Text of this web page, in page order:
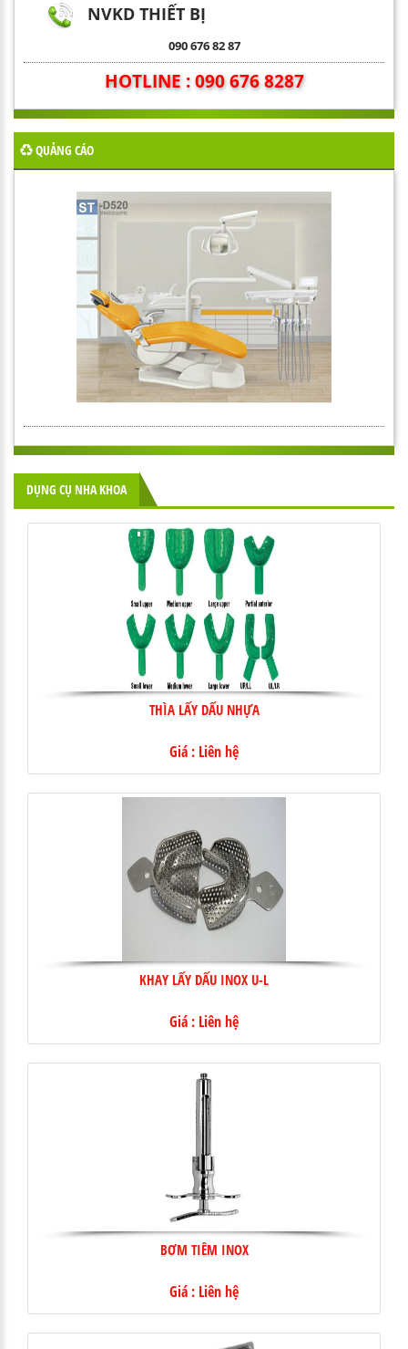
NVKD THIẾT BỊ
090 676 82 87
HOTLINE : 090 676 8287
QUẢNG CÁO
DỤNG CỤ NHA KHOA
THÌA LẤY DẤU NHỰA
Giá : Liên hệ
KHAY LẤY DẤU INOX U-L
Giá : Liên hệ
BƠM TIÊM INOX
Giá : Liên hệ